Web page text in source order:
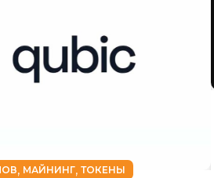
, МАЙНИНГ, ТОКЕНЫ